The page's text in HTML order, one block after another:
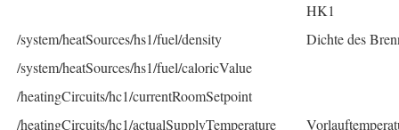
HK1
/system/heatSources/hs1/fuel/density
Dichte des
/system/heatSources/hs1/fuel/caloricValue
/heatingCircuits/hc1/currentRoomSetpoint
/heatingCircuits/hc1/actualSupplyTemperature